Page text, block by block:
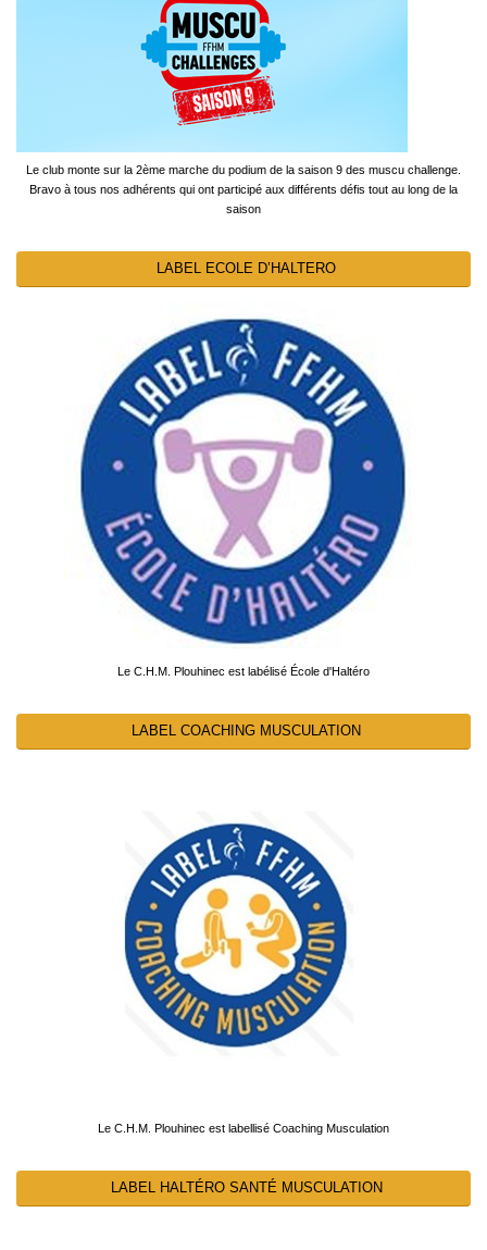
Le club monte sur la 2ème marche du podium de la saison 9 des muscu challenge.
Bravo à tous nos adhérents qui ont participé aux différents défis tout au long de la
saison
LABEL ECOLE D’HALTERO
Le C.H.M. Plouhinec est labélisé École d'Haltéro
LABEL COACHING MUSCULATION
Le C.H.M. Plouhinec est labellisé Coaching Musculation
LABEL HALTÉRO SANTÉ MUSCULATION